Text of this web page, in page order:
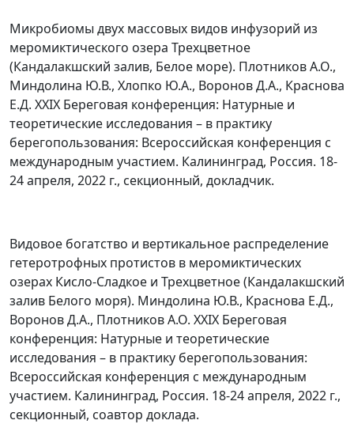
Микробиомы двух массовых видов инфузорий из
меромиктического озера Трехцветное
(Кандалакшский залив, Белое море). Плотников А.О.,
Миндолина Ю.В., Хлопко Ю.А., Воронов Д.А., Краснова
Е.Д. XXIX Береговая конференция: Натурные и
теоретические исследования – в практику
берегопользования: Всероссийская конференция с
международным участием. Калининград, Россия. 18-
24 апреля, 2022 г., секционный, докладчик.
Видовое богатство и вертикальное распределение
гетеротрофных протистов в меромиктических
озерах Кисло-Сладкое и Трехцветное (Кандалакшский
залив Белого моря). Миндолина Ю.В., Краснова Е.Д.,
Воронов Д.А., Плотников А.О. XXIX Береговая
конференция: Натурные и теоретические
исследования – в практику берегопользования:
Всероссийская конференция с международным
участием. Калининград, Россия. 18-24 апреля, 2022 г.,
секционный, соавтор доклада.